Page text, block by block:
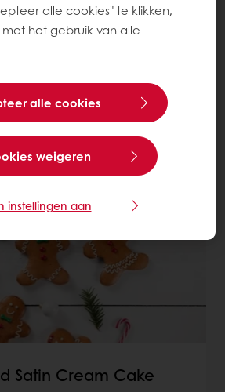
Stars Taart
Satin Cream Cake
alle cookies" te klikken,
het gebruik van alle
alle cookies
weigeren
instellingen aan